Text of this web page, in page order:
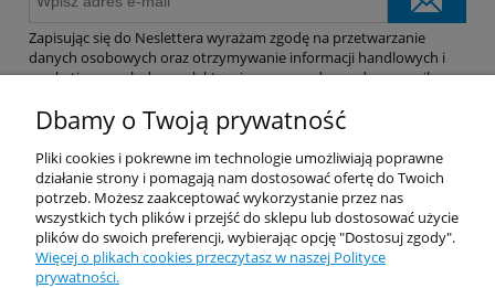
Zapisując się do Neslettera wyrażam zgodę na przetwarzanie
danych osobowych oraz otrzymywanie informacji handlowych i
marketingowych drogą elektroniczną na podany adres e-mail.
Pomoc
Dostawa
Moje konto
Dbamy o Twoją prywatność
Pliki cookies i pokrewne im technologie umożliwiają poprawne
działanie strony i pomagają nam dostosować ofertę do Twoich
potrzeb. Możesz zaakceptować wykorzystanie przez nas
wszystkich tych plików i przejść do sklepu lub dostosować użycie
plików do swoich preferencji, wybierając opcję "Dostosuj zgody".
Więcej o plikach cookies przeczytasz w naszej Polityce
prywatności.